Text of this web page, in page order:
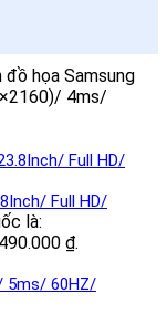
đồ họa Samsung
4ms/
Full HD/
là:
₫.